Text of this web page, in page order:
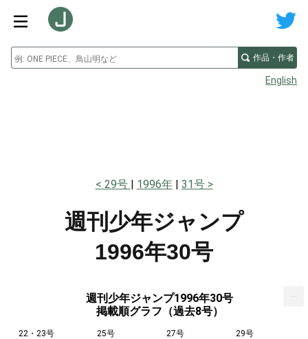
作品・作者
English
29号 1996年 31号
週刊少年ジャンプ
1996年30号
週刊少年ジャンプ1996年30号
掲載順グラフ（過去8号）
22・23号
25号
27号
29号